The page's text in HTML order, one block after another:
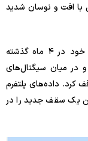
با افت و نوسان شدید
بیت‌ کوین که در روزهای اخیر به بالاترین سطح خود در ۴ ماه گذشته
و در میان سیگنال‌های
کرد. داده‌های پلتفرم
یک سقف جدید را در